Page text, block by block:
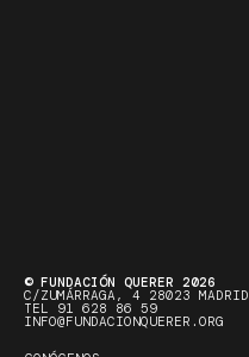
© FUNDACIÓN QUERER 2026
C/ZUMÁRRAGA, 4 28023 MADRID
TEL 91 628 86 59
INFO@FUNDACIONQUERER.ORG